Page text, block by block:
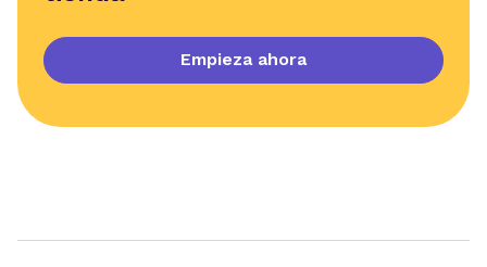
Empieza ahora